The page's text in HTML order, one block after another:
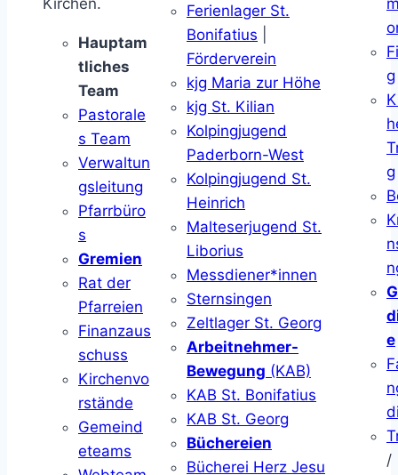
Kirchen.
Hauptam
tliches
Team
Pastorale
s Team
Verwaltun
gsleitung
Pfarrbüro
s
Gremien
Rat der
Pfarreien
Finanzaus
schuss
Kirchenvo
rstände
Gemeind
eteams
Ferienlager St.
Bonifatius
Förderverein
kjg Maria zur Höhe
kjg St. Kilian
Kolpingjugend
Paderborn-West
Kolpingjugend St.
Heinrich
Malteserjugend St.
Liborius
Messdiener*innen
Sternsingen
Zeltlager St. Georg
Arbeitnehmer-
Bewegung (KAB)
KAB St. Bonifatius
KAB St. Georg
Büchereien
Bücherei Herz Jesu
g
g
e
/